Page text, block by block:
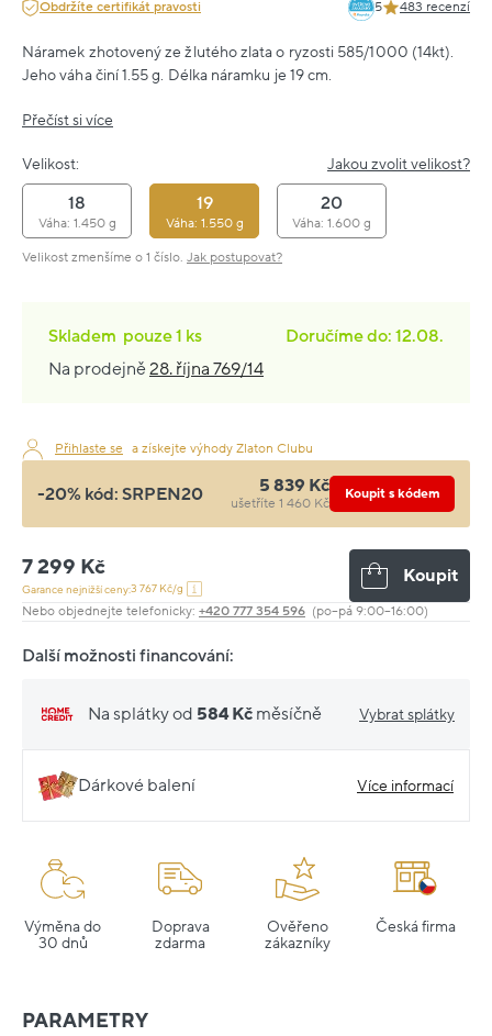
Obdržíte certifikát pravosti 5 483 recenzí
Náramek zhotovený ze žlutého zlata o ryzosti 585/1000 (14kt).
Jeho váha činí 1.55 g. Délka náramku je 19 cm.
Přečíst si více
Velikost: Jakou zvolit velikost?
18
Váha: 1.450 g
19
Váha: 1.550 g
20
Váha: 1.600 g
Velikost zmenšíme o 1 číslo. Jak postupovat?
Skladem pouze1 ks
Doručíme do: 12.08.
Na prodejně28. října 769/14
Přihlaste se a získejte výhody Zlaton Clubu
-20% kód: SRPEN20 5 839 Kč
ušetříte 1 460 Kč
Koupit s kódem
7 299 Kč
Garance nejnižší ceny:3 767 Kč/g
Koupit
Nebo objednejte telefonicky: +420 777 354 596 (po–pá 9:00–16:00)
Další možnosti financování:
Na splátky od 584 Kč měsíčně Vybrat splátky
Dárkové balení Více informací
Výměna do
30 dnů
Doprava
zdarma
Ověřeno
zákazníky
Česká firma
PARAMETRY